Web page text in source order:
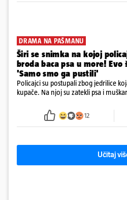
DRAMA NA PAŠMANU
Širi se snimka na kojoj
broda baca psa u more! Evo
'Samo smo ga pustili'
Policajci su postupali zbog jedrilice
kupače. Na njoj su zatekli psa i
ga uhitili, a psa je preuzeo komunalni
12
Učitaj